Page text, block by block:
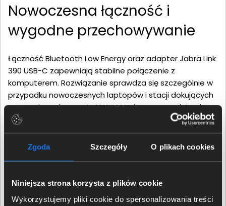
Zgoda Szczegóły O plikach cookies
Niniejsza strona korzysta z plików cookie
Wykorzystujemy pliki cookie do spersonalizowania treści
Nowoczesna łączność i
wygodne przechowywanie
Łączność Bluetooth Low Energy oraz adapter Jabra Link
390 USB-C zapewniają stabilne połączenie z
komputerem. Rozwiązanie sprawdza się szczególnie w
przypadku nowoczesnych laptopów i stacji dokujących
wyposażonych w porty USB-C. Dołączona podstawka
pozwala wygodnie odkładać zestaw pomiędzy
spotkaniami i pomaga utrzymać porządek na biurku, a
czas pracy sięgający do 21 godzin rozmów pozwala